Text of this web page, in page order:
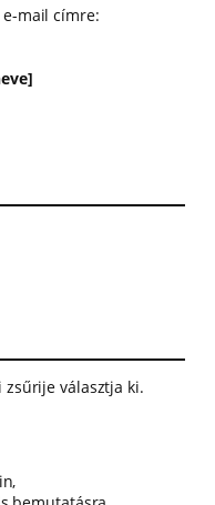
mail címre:
zsűrije választja ki.